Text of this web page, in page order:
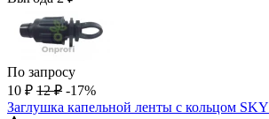
По запросу
10 ₽ 12 ₽ -17%
Заглушка капельной ленты с кольцом SKY